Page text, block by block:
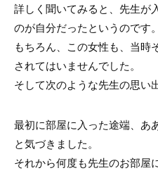
詳しく聞いてみると、先生が
のが自分だったというのです。
もちろん、この女性も、当時
されてはいませんでした。
そして次のような先生の思い
最初に部屋に入った途端、あ
と気づきました。
それから何度も先生のお部屋